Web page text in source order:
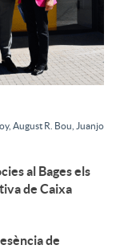
August R. Bou, Juanjo
al Bages els
de Caixa
de